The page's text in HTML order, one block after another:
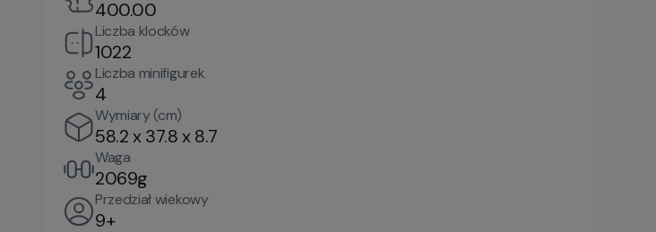
400.00
Liczba klocków
1022
Liczba minifigurek
4
Wymiary (cm)
58.2 x 37.8 x 8.7
Waga
2069g
Przedział wiekowy
9+